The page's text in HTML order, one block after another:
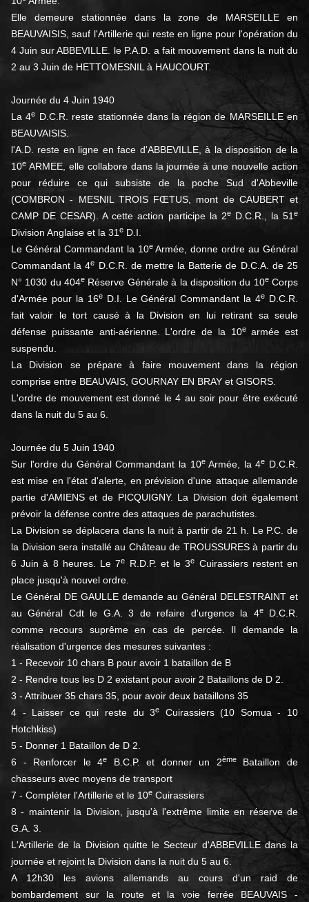
Elle demeure stationnée dans la zone de MARSEILLE en
BEAUVAISIS, sauf l'Artillerie qui reste en ligne pour l'opération du
4 Juin sur ABBEVILLE. le P.A.D. a fait mouvement dans la nuit du
2 au 3 Juin de HETTOMESNIL à HAUCOURT.
Journée du 4 Juin 1940
La 4e D.C.R. reste stationnée dans la région de MARSEILLE en
BEAUVAISIS.
l'A.D. reste en ligne en face d'ABBEVILLE, à la disposition de la
10e ARMEE, elle collabore dans la journée à une nouvelle action
pour réduire ce qui subsiste de la poche Sud d'Abbeville
(COMBRON - MESNIL TROIS FŒTUS, mont de CAUBERT et
CAMP DE CESAR). A cette action participe la 2eD.C.R., la 51e
Division Anglaise et la 31 e D.I.
Le Général Commandant la 10eArmée, donne ordre au Général
Commandant la 4e D.C.R. de mettre la Batterie de D.C.A. de 25
N° 1030 du 404e Réserve Générale à la disposition du 10eCorps
d'Armée pour la 16eD.I. Le Général Commandant la 4e D.C.R.
fait valoir le tort causé à la Division en lui retirant sa seule
défense puissante anti-aérienne. L'ordre de la 10earmée est
suspendu.
La Division se prépare à faire mouvement dans la région
comprise entre BEAUVAIS, GOURNAY EN BRAY et GISORS.
L'ordre de mouvement est donné le 4 au soir pour être exécuté
dans la nuit du 5 au 6.
Journée du 5 Juin 1940
Sur l'ordre du Général Commandant la 10eArmée, la 4e D.C.R.
est mise en l'état d'alerte, en prévision d'une attaque allemande
partie d'AMIENS et de PICQUIGNY. La Division doit également
prévoir la défense contre des attaques de parachutistes.
La Division se déplacera dans la nuit à partir de 21 h. Le P.C. de
la Division sera installé au Château de TROUSSURES à partir du
6 Juin à 8 heures. Le 7e R.D.P. et le 3e Cuirassiers restent en
place jusqu'à nouvel ordre.
Le Général DE GAULLE demande au Général DELESTRAINT et
au Général Cdt le G.A. 3 de refaire d'urgence la 4eD.C.R.
comme recours suprême en cas de percée. Il demande la
réalisation d'urgence des mesures suivantes :
1 - Recevoir 10 chars B pour avoir 1 bataillon de B
2 - Rendre tous les D 2 existant pour avoir 2 Bataillons de D 2.
3 - Attribuer 35 chars 35, pour avoir deux bataillons 35
4 - Laisser ce qui reste du 3e
Cuirassiers (10 Somua - 10
Hotchkiss)
5 - Donner 1 Bataillon de D 2.
6 - Renforcer le 4e B.C.P. et donner un 2èmeBataillon de
chasseurs avec moyens de transport
7 - Compléter l'Artillerie et le 10e Cuirassiers
8 - maintenir la Division, jusqu'à l'extrême limite en réserve de
G.A. 3.
L'Artillerie de la Division quitte le Secteur d'ABBEVILLE dans la
journée et rejoint la Division dans la nuit du 5 au 6.
A 12h30 les avions allemands au cours d'un raid de
bombardement sur la route et la voie ferrée BEAUVAIS -